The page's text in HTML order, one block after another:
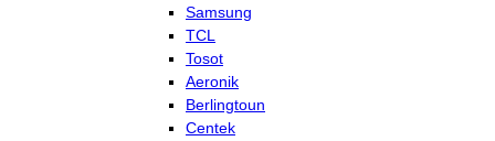
Samsung
TCL
Tosot
Aeronik
Berlingtoun
Centek